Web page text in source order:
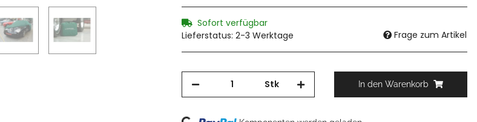
Sofort verfügbar
Lieferstatus: 2-3 Werktage
Frage zum Artikel
Stk In den Warenkorb
Loading...